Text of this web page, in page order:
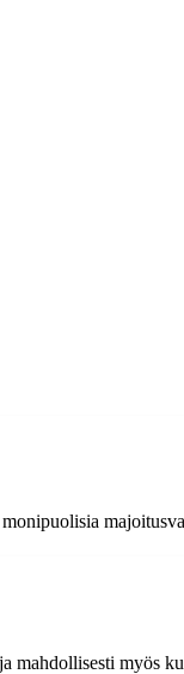
mahdollisesti myös